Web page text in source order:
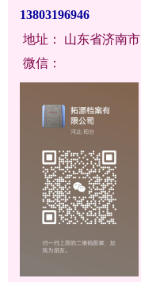
13803196946
地址： 山东省济南市
微信：